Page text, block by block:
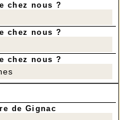
chez nous ?
chez nous ?
chez nous ?
de Gignac